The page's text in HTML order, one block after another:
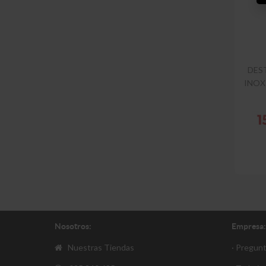
Nosotros:
Nuestras Tiendas
Empresa:
·